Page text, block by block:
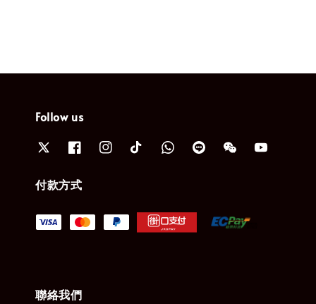
Follow us
付款方式
聯絡我們